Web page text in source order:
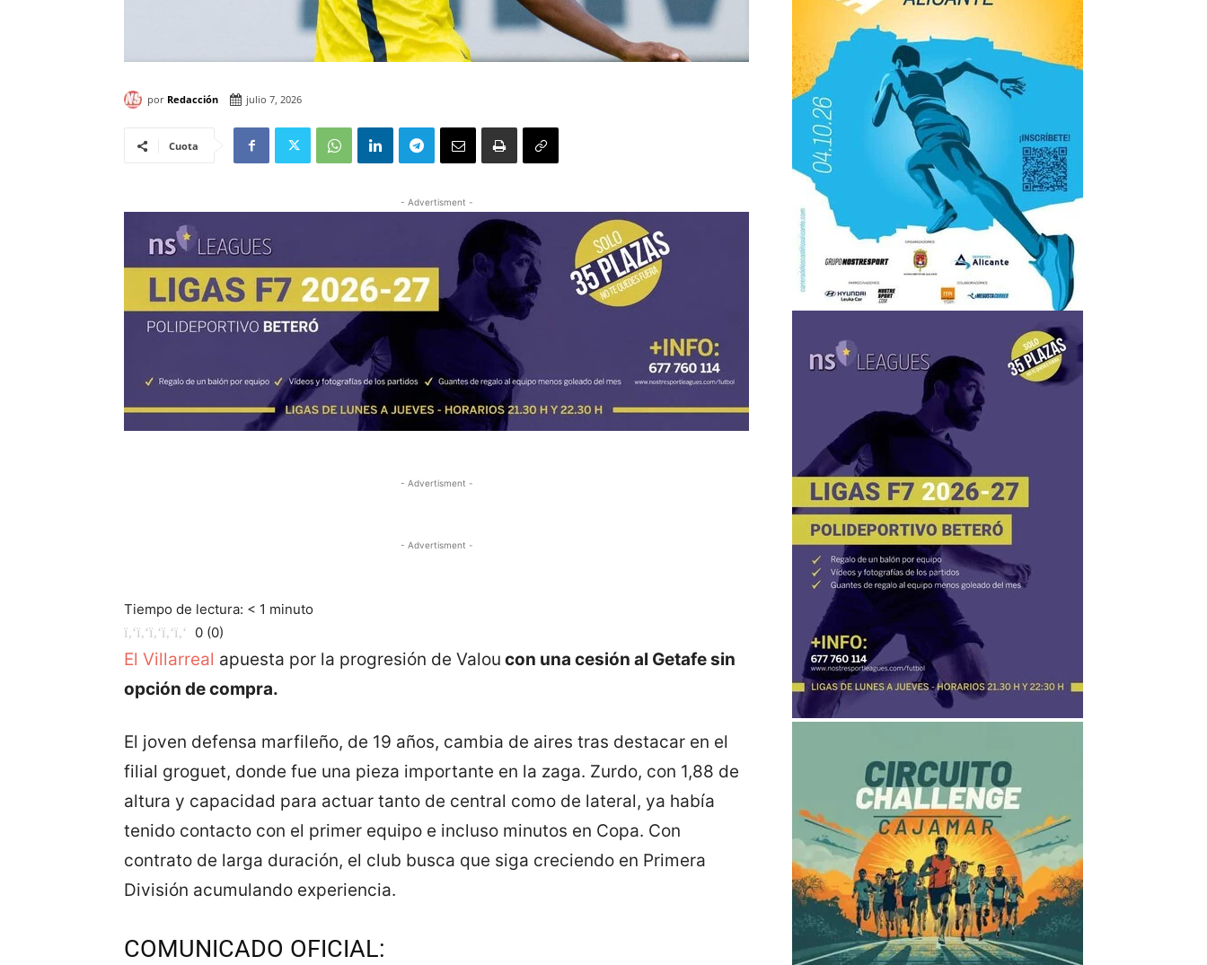
por Redacción julio 7, 2026
Cuota
- Advertisment -
- Advertisment -
- Advertisment -
Tiempo de lectura: < 1 minuto
0 (0)
El Villarreal apuesta por la progresión de Valou con una cesión al Getafe sin
opción de compra.
El joven defensa marfileño, de 19 años, cambia de aires tras destacar en el
filial groguet, donde fue una pieza importante en la zaga. Zurdo, con 1,88 de
altura y capacidad para actuar tanto de central como de lateral, ya había
tenido contacto con el primer equipo e incluso minutos en Copa. Con
contrato de larga duración, el club busca que siga creciendo en Primera
División acumulando experiencia.
COMUNICADO OFICIAL: